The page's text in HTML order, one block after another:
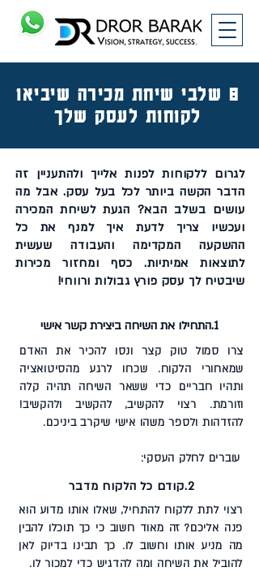
8 שלבי שיחת מכירה שיביאו
לקוחות לעסק שלך
לגרום ללקוחות לפנות אלייך ולהתעניין זה
הדבר הקשה ביותר לכל בעל עסק. אבל מה
עושים בשלב הבא? הגעת לשיחת המכירה
ועכשיו צריך לדעת איך למנף את כל
ההשקעה המקדימה והעבודה שעשית
לתוצאות אמיתיות. כסף ומחזור מכירות
שיבטיח לך עסק פורץ גבולות ורווחי!
1.התחילו את השיחה ביצירת קשר אישי
צרו סמול טוק קצר ונסו להכיר את האדם
שמאחורי הלקוח. שכחו לרגע מהסיטואציה
ותהיו חבריים כדי ששאר השיחה תהיה קלה
וזורמת. רצוי להקשיב, להקשיב ולהקשיב!
להזדהות ולספר משהו אישי שיקרב ביניכם.
עוברים לחלק העסקי:
2.קודם כל הלקוח מדבר
רצוי לתת ללקוח להתחיל, שאלו אותו מדוע הוא
פנה אליכם? זה מאוד חשוב כי כך תוכלו להבין
מה מניע אותו וחשוב לו. כך תבינו בדיוק לאן
להוביל את השיחה ומה להדגיש כדי למכור לו.